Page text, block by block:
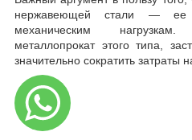
нержавеющей стали — ее
механическим
металлопрокат этого типа,
значительно сократить затраты